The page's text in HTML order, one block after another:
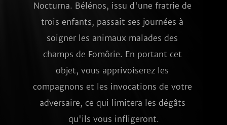
Nocturna. Bélénos, issu d'une fratrie de
trois enfants, passait ses journées à
soigner les animaux malades des
champs de Fomôrie. En portant cet
objet, vous apprivoiserez les
compagnons et les invocations de votre
adversaire, ce qui limitera les dégâts
qu'ils vous infligeront.